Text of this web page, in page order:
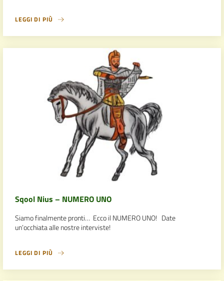
LEGGI DI PIÙ
Sqool Nius – NUMERO UNO
Siamo finalmente pronti… Ecco il NUMERO UNO! Date
un’occhiata alle nostre interviste!
LEGGI DI PIÙ